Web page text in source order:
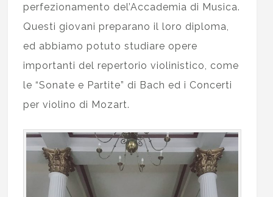
perfezionamento del’Accademia di Musica.
Questi giovani preparano il loro diploma,
ed abbiamo potuto studiare opere
importanti del repertorio violinistico, come
le “Sonate e Partite” di Bach ed i Concerti
per violino di Mozart.